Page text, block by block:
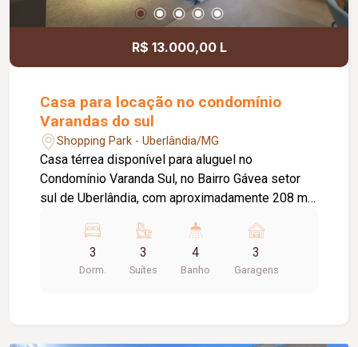
R$ 13.000,00 L
Casa para locação no condomínio
Varandas do sul
Shopping Park - Uberlândia/MG
Casa térrea disponível para aluguel no
Condomínio Varanda Sul, no Bairro Gávea setor
sul de Uberlândia, com aproximadamente 208 m²
conforto, sofisticação e excelente estrutura para
toda a família. O imóvel conta com sala ampla em
2 ambientes com pé-direito duplo, escritório com
3
Dorm.
3
Suítes
4
Banho
3
Garagens